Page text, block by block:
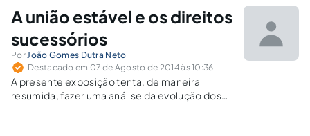
A união estável e os direitos
sucessórios
PorJoão Gomes Dutra Neto
Destacado em 07 de Agosto de 2014 às 10:36
A presente exposição tenta, de maneira
resumida, fazer uma análise da evolução dos
Ordenamento Jurídico pátrio.